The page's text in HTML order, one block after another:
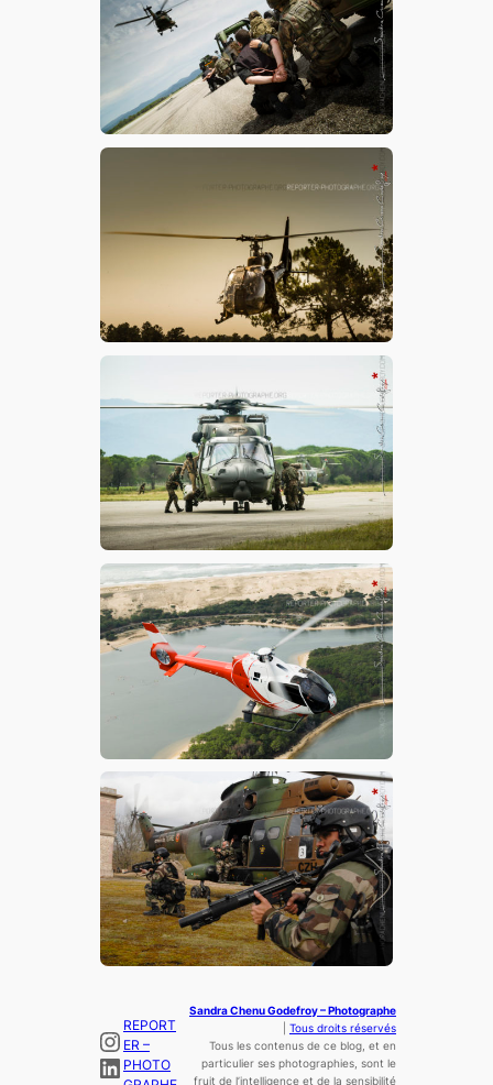
Instagram
LinkedIn
REPORT
ER –
PHOTO
Sandra Chenu Godefroy – Photographe
Tous droits réservés
Tous les contenus de ce blog, et en
particulier ses photographies, sont le
fruit de l’intelligenceet de la sensibilité